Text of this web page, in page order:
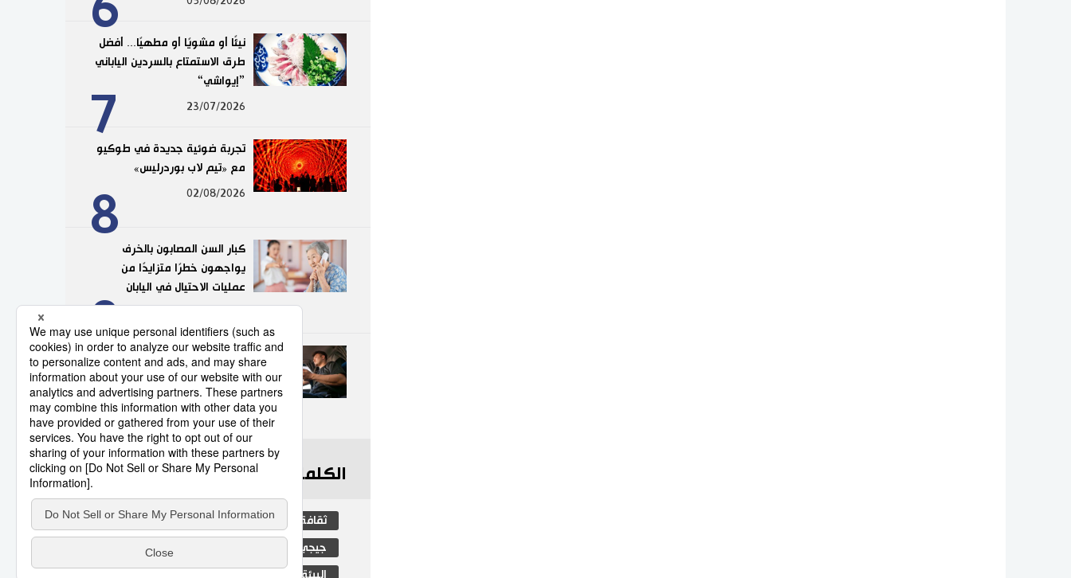
7
نيئًا أو مشويًا أو مطهيًا... أفضل
طرق الاستمتاع بالسردين الياباني
”إيواشي“
23/07/2026
8
تجربة ضوئية جديدة في طوكيو
مع «تيم لاب بوردرليس»
02/08/2026
9
كبار السن المصابون بالخرف
يواجهون خطرًا متزايدًا من
عمليات الاحتيال في اليابان
10
عدد قياسي لحوادث المرور
الناجمة عن استخدام الهواتف
الذكية في اليابان
10/07/2026
الكلمات الأكثر بحثا
ثقافة المطبخ الياباني اليابان
جيجي برس التعليم الياباني
البيئة